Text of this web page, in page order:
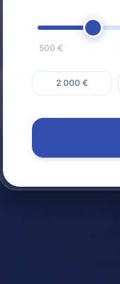
500 €
2 000 €